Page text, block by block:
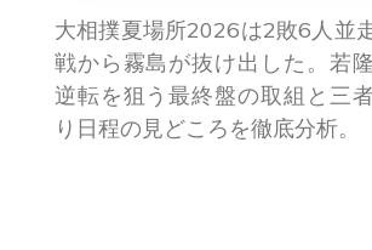
大相撲夏場所2026は2敗6人並
戦から霧島が抜け出した。若
逆転を狙う最終盤の取組と三
り日程の見どころを徹底分析。